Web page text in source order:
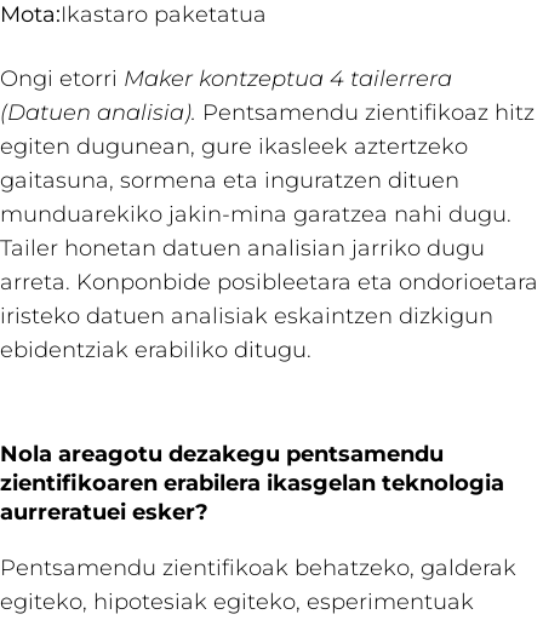
Mota:Ikastaro paketatua
Ongi etorri Maker kontzeptua 4 tailerrera
(Datuen analisia). Pentsamendu zientifikoaz hitz
egiten dugunean, gure ikasleek aztertzeko
gaitasuna, sormena eta inguratzen dituen
munduarekiko jakin-mina garatzea nahi dugu.
Tailer honetan datuen analisian jarriko dugu
arreta. Konponbide posibleetara eta ondorioetara
iristeko datuen analisiak eskaintzen dizkigun
ebidentziak erabiliko ditugu.
Nola areagotu dezakegu pentsamendu
zientifikoaren erabilera ikasgelan teknologia
aurreratuei esker?
Pentsamendu zientifikoak behatzeko, galderak
egiteko, hipotesiak egiteko, esperimentuak